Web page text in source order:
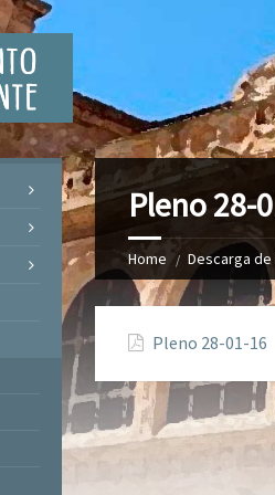
Pleno 28-
Home Descarga
Pleno 28-01-16